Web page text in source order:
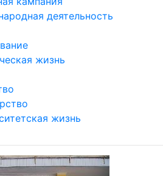
жизнь
жизнь